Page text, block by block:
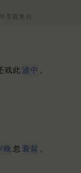
市观鱼台
戏此波中 。
晚 忽 衰翁 。